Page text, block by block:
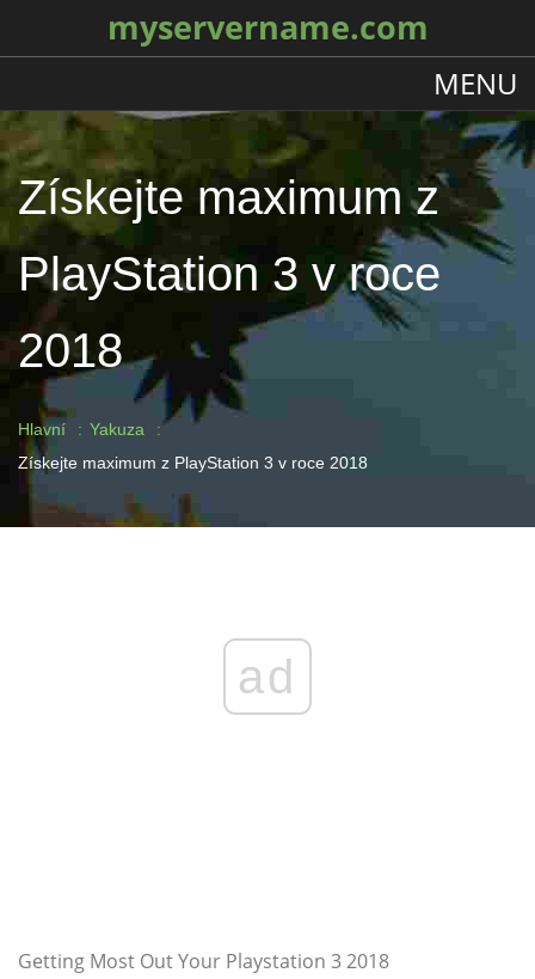
myservername.com
MENU
Získejte maximum z
PlayStation 3 v roce
2018
Hlavní
Yakuza
Získejte maximum z PlayStation 3 v roce 2018
ad
Getting Most Out Your Playstation 3 2018